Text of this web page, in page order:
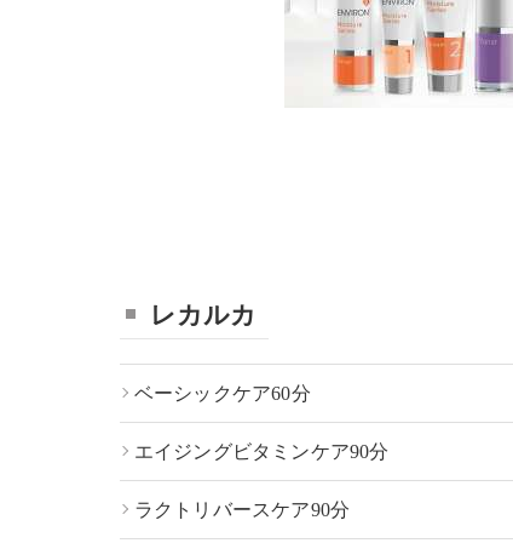
レカルカ
ベーシックケア60分
エイジングビタミンケア90分
ラクトリバースケア90分